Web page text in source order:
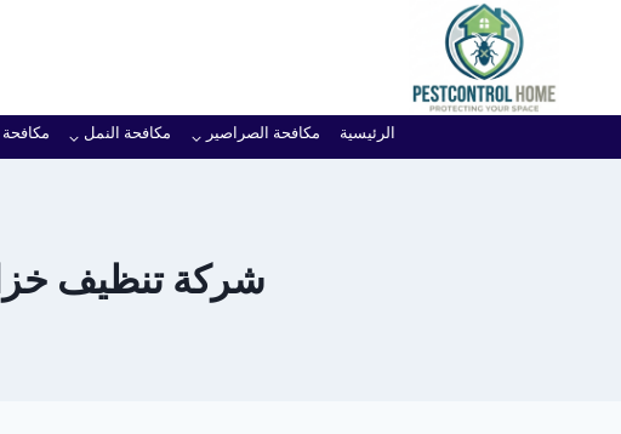
المحتوى
الرئيسية مكافحة الصراصير مكافحة النمل
شركة تنظيف خزانات